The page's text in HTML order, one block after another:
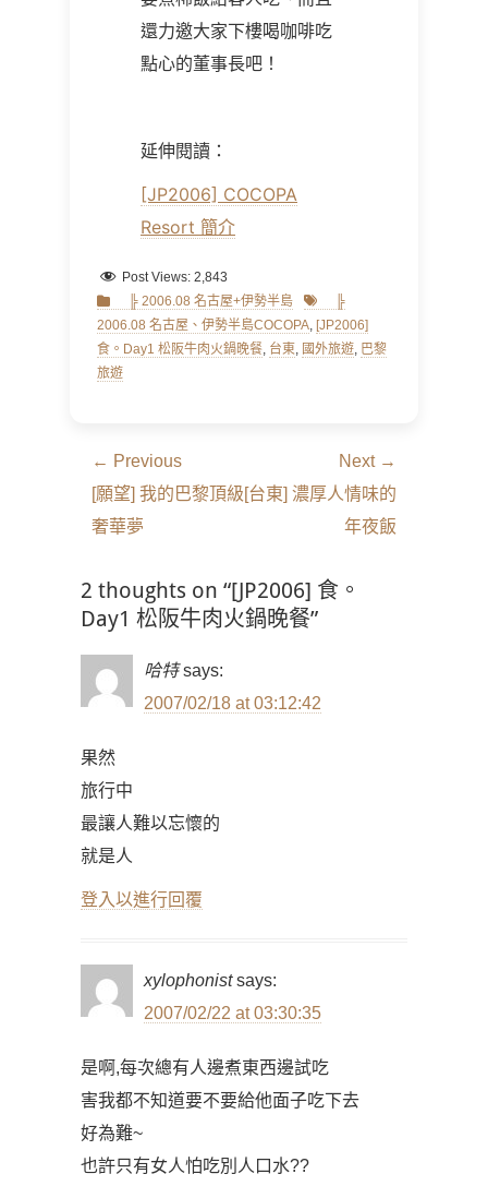
還力邀大家下樓喝咖啡吃
點心的董事長吧！
延伸閱讀：
[JP2006] COCOPA
Resort 簡介
Post Views: 2,843
Categories
╠ 2006.08 名古屋+伊勢半島 Tags ╠
2006.08 名古屋、伊勢半島COCOPA, [JP2006]
食。Day1 松阪牛肉火鍋晚餐, 台東, 國外旅遊, 巴黎
旅遊
文
章
導
覽
← Previous
Previous
post:
[願望] 我的巴黎頂級
奢華夢
Next →
Next
[台東] 濃厚人情味的
年夜飯
2 thoughts on “[JP2006] 食。
Day1 松阪牛肉火鍋晚餐”
哈特 says:
2007/02/18 at 03:12:42
果然
旅行中
最讓人難以忘懷的
就是人
登入以進行回覆
xylophonist says:
2007/02/22 at 03:30:35
是啊,每次總有人邊煮東西邊試吃
害我都不知道要不要給他面子吃下去
好為難~
也許只有女人怕吃別人口水??